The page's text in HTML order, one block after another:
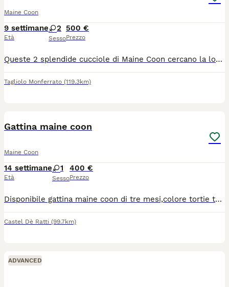
Maine Coon
9 settimane
Età
2
Sesso
500 €
Prezzo
Queste 2 splendide cucciole di Maine Coon cercano la loro famiglia. Pronte da subito per essere portate nella vostra vita Si cedono con primo vaccino, libretto sanitario e controllo, sverminate e trattate contro le pulci. No pedegree quindi no obbligo di sterilizzazione Per maggiori informazioni..foto..video loro e dei genitori o per venire direttamente a vederle senza obbligo di acquisto scrivetemi qui o su WhatsApp (n.3738651858)
Tagliolo Monferrato (119.3km)
Gattina maine coon
Maine Coon
14 settimane
Età
1
Sesso
400 €
Prezzo
Disponibile gattina maine coon di tre mesi,colore tortie tabby,viene ceduta vaccinata ,sverminata con libretto sanitario,ottimo carattere,ottima salute,genitori visibili testati fiv felv solo amanti degli animali
Castel Dè Ratti (99.7km)
ADVANCED